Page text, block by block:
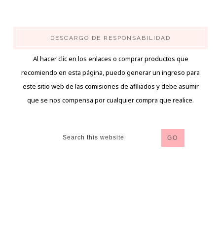
DESCARGO DE RESPONSABILIDAD
Al hacer clic en los enlaces o comprar productos que
recomiendo en esta página, puedo generar un ingreso para
este sitio web de las comisiones de afiliados y debe asumir
que se nos compensa por cualquier compra que realice.